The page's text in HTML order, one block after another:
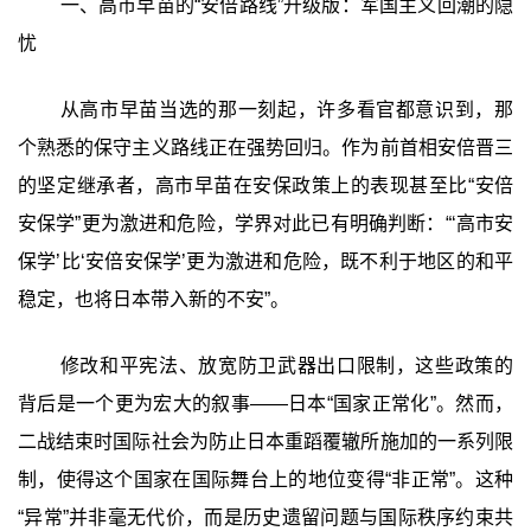
一、高市早苗的“安倍路线”升级版：军国主义回潮的隐
忧
从高市早苗当选的那一刻起，许多看官都意识到，那
个熟悉的保守主义路线正在强势回归。作为前首相安倍晋三
的坚定继承者，高市早苗在安保政策上的表现甚至比“安倍
安保学”更为激进和危险，学界对此已有明确判断：“‘高市安
保学’比‘安倍安保学’更为激进和危险，既不利于地区的和平
稳定，也将日本带入新的不安”。
修改和平宪法、放宽防卫武器出口限制，这些政策的
背后是一个更为宏大的叙事——日本“国家正常化”。然而，
二战结束时国际社会为防止日本重蹈覆辙所施加的一系列限
制，使得这个国家在国际舞台上的地位变得“非正常”。这种
“异常”并非毫无代价，而是历史遗留问题与国际秩序约束共